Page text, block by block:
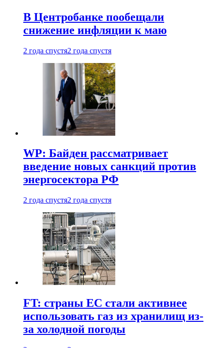
В Центробанке пообещали
снижение инфляции к маю
2 года спустя2 года спустя
WP: Байден рассматривает
введение новых санкций против
энергосектора РФ
2 года спустя2 года спустя
FT: страны ЕС стали активнее
использовать газ из хранилищ из-
за холодной погоды